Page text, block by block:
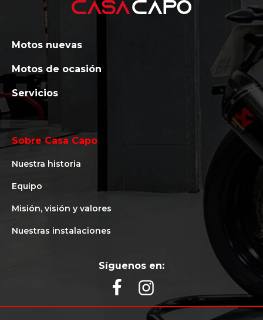
Motos nuevas
Motos de ocasión
Servicios
Sobre Casa Capo
Nuestra historia
Equipo
Misión, visión y valores
Nuestras instalaciones
Síguenos en: